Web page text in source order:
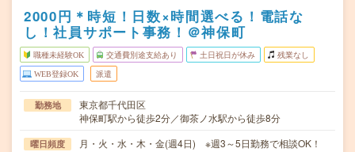
2000円＊時短！日数×時間選べる！電話な
し！社員サポート事務！＠神保町
職種未経験OK 交通費別途支給あり 土日祝日が休み 残業なし
WEB登録OK 派遣
勤務地
東京都千代田区
神保町駅から徒歩2分／御茶ノ水駅から徒歩8分
曜日頻度 月・火・水・木・金(週4日) ※週3～5日勤務で相談OK！